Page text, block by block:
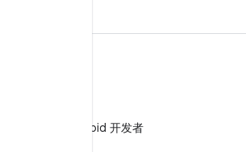
在微信中关注 Android 开发者